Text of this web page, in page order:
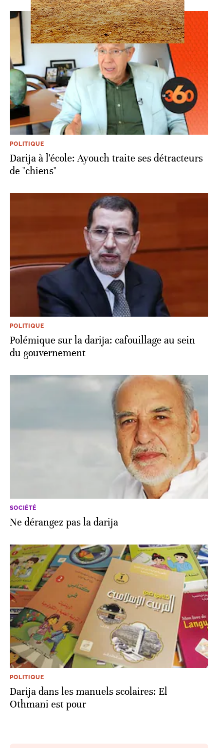
POLITIQUE
Darija à l'école: Ayouch traite ses détracteurs
de "chiens"
POLITIQUE
Polémique sur la darija: cafouillage au sein
du gouvernement
SOCIÉTÉ
Ne dérangez pas la darija
POLITIQUE
Darija dans les manuels scolaires: El
Othmani est pour